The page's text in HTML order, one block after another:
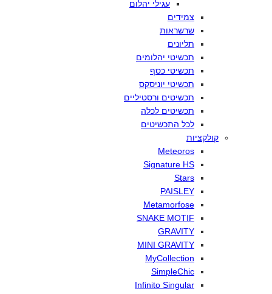
עגילי יהלום
צמידים
שרשראות
תליונים
תכשיטי יהלומים
תכשיטי כסף
תכשיטי יוניסקס
תכשיטים ורסטיליים
תכשיטים לכלה
לכל התכשיטים
קולקציות
Meteoros
Signature HS
Stars
PAISLEY
Metamorfose
SNAKE MOTIF
GRAVITY
MINI GRAVITY
MyCollection
SimpleChic
Infinito Singular